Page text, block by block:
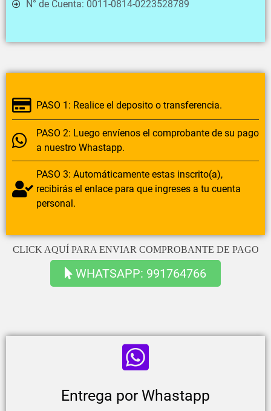
N° de Cuenta: 0011-0814-0223528789
PASO 1: Realice el deposito o transferencia.
PASO 2: Luego envíenos el comprobante de su pago
a nuestro Whastapp.
PASO 3: Automáticamente estas inscrito(a),
recibirás el enlace para que ingreses a tu cuenta
personal.
CLICK AQUÍ PARA ENVIAR COMPROBANTE DE PAGO
WHATSAPP: 991764766
Entrega por Whastapp